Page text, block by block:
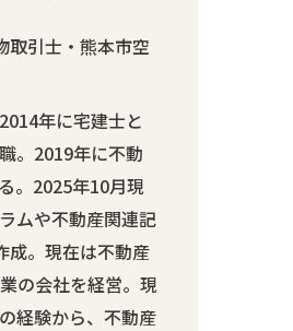
取引士・熊本市空
年に宅建士と
。2019年に不動
。2025年10月現
ムや不動産関連記
成。現在は不動産
の会社を経営。現
経験から、不動産